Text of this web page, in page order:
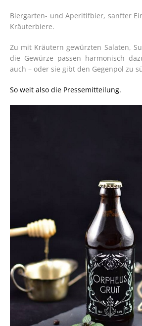
Biergarten- und Aperitifbier, sanfter
Kräuterbiere.
Zu mit Kräutern gewürzten Salaten,
die Gewürze passen harmonisch
auch – oder sie gibt den Gegenpol zu
So weit also die Pressemitteilung.